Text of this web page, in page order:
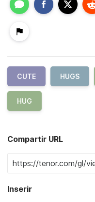
CUTE HUGS
HUG
Compartir URL
Inserir